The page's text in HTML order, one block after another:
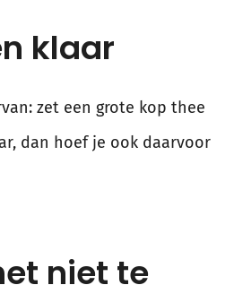
klaar
zet een grote kop thee
dan hoef je ook daarvoor
niet te